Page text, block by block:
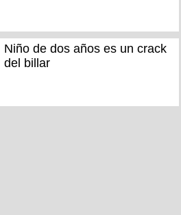
Niño de dos años es un crack
del billar